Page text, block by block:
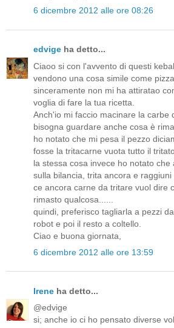
6 dicembre 2012 alle ore 08:26
edvige ha detto...
Ciaoo si con l'avvento di questi
vendono una cosa simile come
sinceramente non mi ha attiratao
voglia di fare la tua ricetta.
Anch'io mi faccio macinare la carbe
bisogna guardare anche cosa è
ho notato che mi pesa il pezzo
fosse la tritacarne vuota tutto il
la stessa cosa invece ho notato che
sulla bilancia, trita ancora e
ce ancora carne da tritare vuol dire
rimasto qualcosa......
quindi, preferisco tagliarla a pezzi
robot e poi il resto a coltello.
Ciao e buona giornata,
6 dicembre 2012 alle ore 13:59
Irene ha detto...
@edvige
si; anche io ci ho pensato diverse